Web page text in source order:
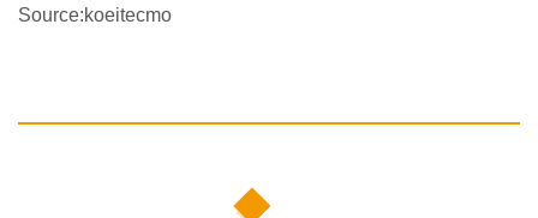
Source:koeitecmo